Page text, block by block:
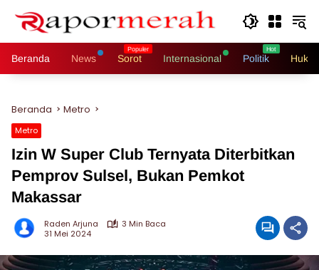
Beranda News Sorot Internasional Politik
Beranda Metro
Metro
Izin W Super Club Ternyata Diterbitkan
Pemprov Sulsel, Bukan Pemkot
Makassar
Raden Arjuna
3 Min Baca
31 Mei 2024